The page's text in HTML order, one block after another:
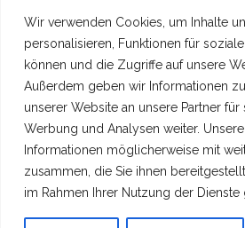
Wir verwenden Cookies, um Inhalte
personalisieren, Funktionen für
können und die Zugriffe auf unsere
Außerdem geben wir Informationen
unserer Website an unsere Partner für
Werbung und Analysen weiter.
Informationen möglicherweise mit
zusammen, die Sie ihnen
im Rahmen Ihrer Nutzung der Dienste
Mit Stolz präsentiert von